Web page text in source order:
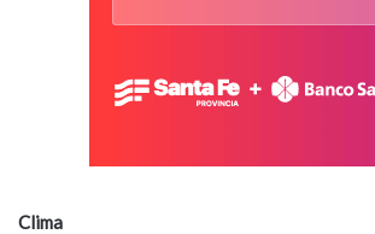
Clima